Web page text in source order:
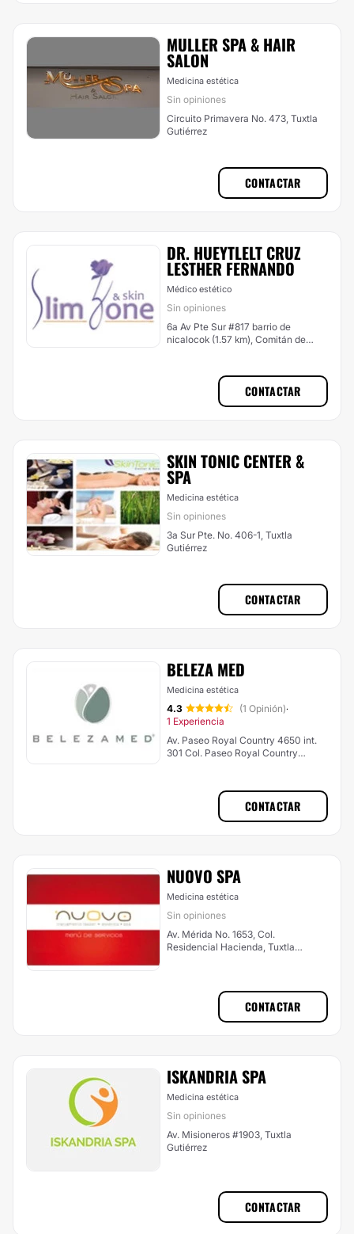
MULLER SPA & HAIR
SALON
Medicina estética
Sin opiniones
Circuito Primavera No. 473, Tuxtla
Gutiérrez
CONTACTAR
DR. HUEYTLELT CRUZ
LESTHER FERNANDO
Médico estético
Sin opiniones
6a Av Pte Sur #817 barrio de
nicalocok (1.57 km), Comitán de
CONTACTAR
SKIN TONIC CENTER &
SPA
Medicina estética
Sin opiniones
3a Sur Pte. No. 406-1, Tuxtla
Gutiérrez
CONTACTAR
BELEZA MED
Medicina estética
4.3 (1 Opinión)·
1 Experiencia
Av. Paseo Royal Country 4650 int.
301 Col. Paseo Royal Country
CONTACTAR
NUOVO SPA
Medicina estética
Sin opiniones
Av. Mérida No. 1653, Col.
Residencial Hacienda, Tuxtla
CONTACTAR
ISKANDRIA SPA
Medicina estética
Sin opiniones
Av. Misioneros #1903, Tuxtla
Gutiérrez
CONTACTAR